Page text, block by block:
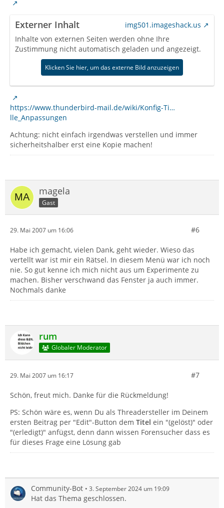
Externer Inhalt
img501.imageshack.us
Inhalte von externen Seiten werden ohne Ihre
Zustimmung nicht automatisch geladen und angezeigt.
Klicken Sie hier, um das externe Bild anzuzeigen
https://www.thunderbird-mail.de/wiki/Konfig-Ti…
lle_Anpassungen
Achtung: nicht einfach irgendwas verstellen und immer
sicherheitshalber erst eine Kopie machen!
magela
Gast
29. Mai 2007 um 16:06 #6
Habe ich gemacht, vielen Dank, geht wieder. Wieso das
vertellt war ist mir ein Rätsel. In diesem Menü war ich noch
nie. So gut kenne ich mich nicht aus um Experimente zu
machen. Bisher verschwand das Fenster ja auch immer.
Nochmals danke
rum
Globaler Moderator
29. Mai 2007 um 16:17 #7
Schön, freut mich. Danke für die Rückmeldung!
PS: Schön wäre es, wenn Du als Threadersteller im Deinem
ersten Beitrag per "Edit"-Button dem Titel ein "(gelöst)" oder
"(erledigt)" anfügst, denn dann wissen Forensucher dass es
für dieses Frage eine Lösung gab
Community-Bot 3. September 2024 um 19:09
Hat das Thema geschlossen.